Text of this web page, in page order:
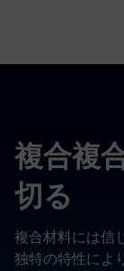
複合複
切る
複合材料には信
独特の特性によ